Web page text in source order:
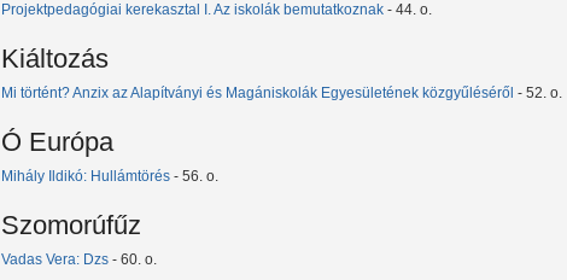
Projektpedagógiai kerekasztal I. Az iskolák bemutatkoznak - 44. o.
Kiáltozás
Mi történt? Anzix az Alapítványi és Magániskolák Egyesületének közgyűléséről - 52. o.
Ó Európa
Mihály Ildikó: Hullámtörés - 56. o.
Szomorúfűz
Vadas Vera: Dzs - 60. o.